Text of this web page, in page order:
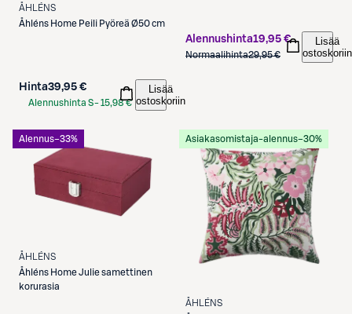
ÅHLÉNS
Åhléns Home Peili Pyöreä Ø50 cm
Hinta39,95 €
Alennushinta S-15,98 €
Lisää
ostoskoriin
Alennushinta19,95 €
Normaalihinta29,95 €
Lisää
ostoskoriin
Alennus−33%
ÅHLÉNS
Åhléns Home Julie samettinen
korurasia
Asiakasomistaja-alennus−30%
ÅHLÉNS